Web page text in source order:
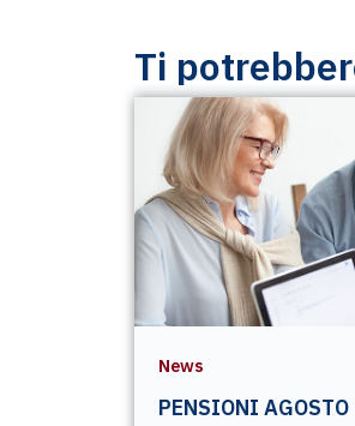
Ti
News
PENSIONI